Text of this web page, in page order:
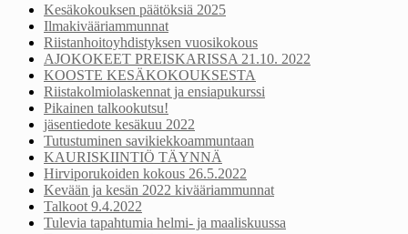
Kesäkokouksen päätöksiä 2025
Ilmakivääriammunnat
Riistanhoitoyhdistyksen vuosikokous
AJOKOKEET PREISKARISSA 21.10. 2022
KOOSTE KESÄKOKOUKSESTA
Riistakolmiolaskennat ja ensiapukurssi
Pikainen talkookutsu!
jäsentiedote kesäkuu 2022
Tutustuminen savikiekkoammuntaan
KAURISKIINTIÖ TÄYNNÄ
Hirviporukoiden kokous 26.5.2022
Kevään ja kesän 2022 kivääriammunnat
Talkoot 9.4.2022
Tulevia tapahtumia helmi- ja maaliskuussa